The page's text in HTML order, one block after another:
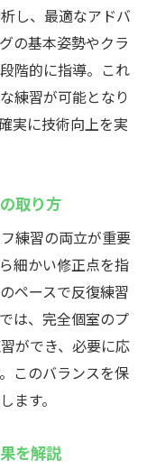
し、最適なアドバ
の基本姿勢やクラ
階的に指導。これ
練習が可能となり
実に技術向上を実
取り方
練習の両立が重要
細かい修正点を指
ペースで反復練習
は、完全個室のプ
ができ、必要に応
このバランスを保
ます。
を解説